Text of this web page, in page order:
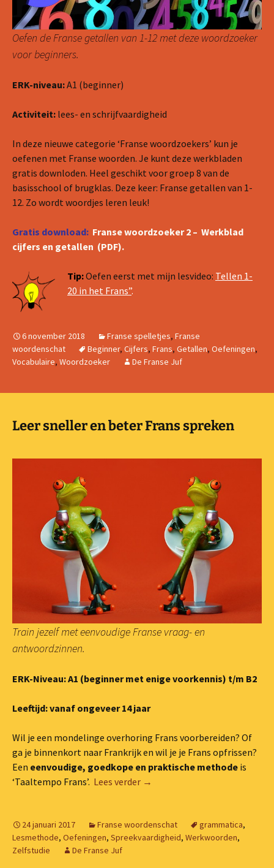
Oefen de Franse getallen van 1-12 met deze woordzoeker
voor beginners.
ERK-niveau:A1 (beginner)
Activiteit: lees- en schrijfvaardigheid
In deze nieuwe categorie ‘Franse woordzoekers’ kun je
oefenen met Franse woorden. Je kunt deze werkbladen
gratis downloden. Heel geschikt voor groep 8 van de
basisschool of brugklas. Deze keer: Franse getallen van 1-
12. Zo wordt woordjes leren leuk!
Gratis download: Franse woordzoeker 2 – Werkblad
cijfers en getallen (PDF).
Tip:Oefen eerst met mijn lesvideo: Tellen 1-
20 in het Frans”.
6 november 2018 Franse spelletjes, Franse
woordenschat
Beginner, Cijfers, Frans, Getallen, Oefeningen,
Vocabulaire, Woordzoeker De Franse Juf
Leer sneller en beter Frans spreken
Train jezelf met eenvoudige Franse vraag- en
antwoordzinnen.
ERK-Niveau: A1 (beginner met enige voorkennis) t/m B2
Leeftijd: vanaf ongeveer 14 jaar
Wil je een mondelinge overhoring Frans voorbereiden? Of
ga je binnenkort naar Frankrijk en wil je je Frans opfrissen?
Een eenvoudige, goedkope en praktische methode is
‘Taaltempo Frans’. Lees verder Leer sneller en beter Frans
→
24 januari 2017 Franse woordenschat grammatica,
Lesmethode, Oefeningen, Spreekvaardigheid, Werkwoorden,
Zelfstudie
De Franse Juf